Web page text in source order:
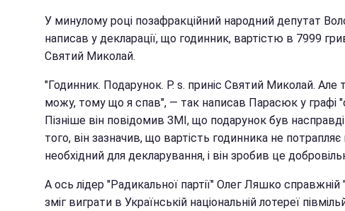
У минулому році позафракційний народний депутат
написав у декларації, що годинник, вартістю в 7999
Святий Миколай.
"Годинник. Подарунок. P. s. приніс Святий Миколай. Але
можу, тому що я спав", — так написав Парасюк у графі
Пізніше він повідомив ЗМІ, що подарунок був
того, він зазначив, що вартість годинника не потрапляє
необхідний для декларування, і він зробив це
А ось лідер "Радикальної партії" Олег Ляшко справжній
зміг виграти в Українській національній лотереї